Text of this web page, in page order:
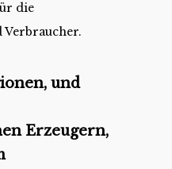
die
und
Erzeugern,